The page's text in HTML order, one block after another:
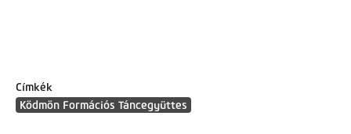
Címkék
Ködmön Formációs Táncegyüttes